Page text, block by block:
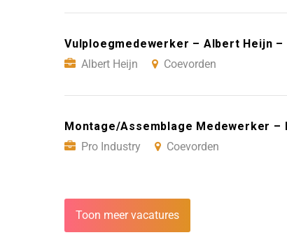
Vulploegmedewerker – Albert Heijn –
Albert Heijn
Coevorden
Montage/Assemblage Medewerker –
Pro Industry
Coevorden
Toon meer vacatures